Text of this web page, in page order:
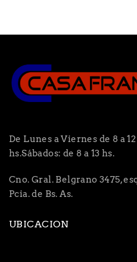
De Lunes a Viernes de 8 a
hs.Sábados: de 8 a 13 hs.
Cno. Gral. Belgrano 3475,
Pcia. de Bs. As.
UBICACION